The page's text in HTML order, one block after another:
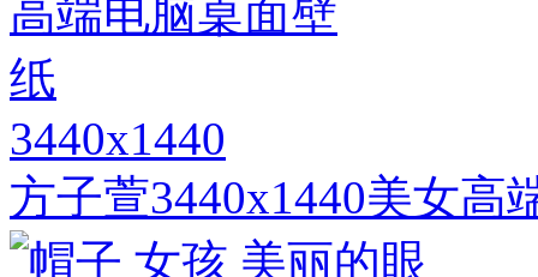
3440x1440
方子萱3440x1440美女高